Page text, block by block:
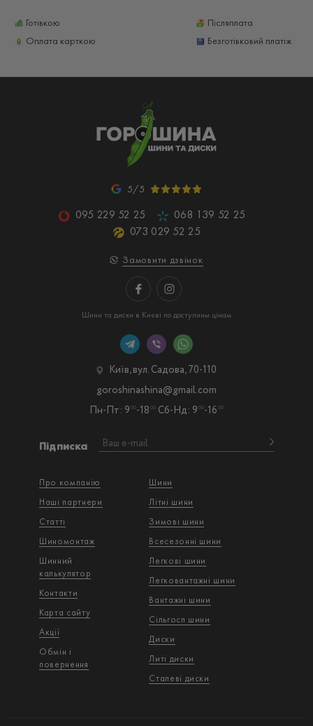
Готівкою
Післяплата
Оплата карткою
Безготівковий платіж
5/5
095 229 52 25
068 139 52 25
073 029 52 25
Замовити дзвінок
Шини та диски в Києві по доступним цінам
Про компанію
Наші партнери
Статті
Шиномонтаж
Шинний
калькулятор
Контакти
Карта сайту
Акції
Обмін і
повернення
Шини
Літні шини
Зимові шини
Всесезонні шини
Легкові шини
Легковантажнi шини
Вантажнi шини
Сільгосп шини
Диски
Литі диски
Сталеві диски
Підписка
Київ, вул. Садова, 70-110
Пн-Пт: 9 00-18 00 Сб-Нд: 9 00-16 00
goroshinashina@gmail.com